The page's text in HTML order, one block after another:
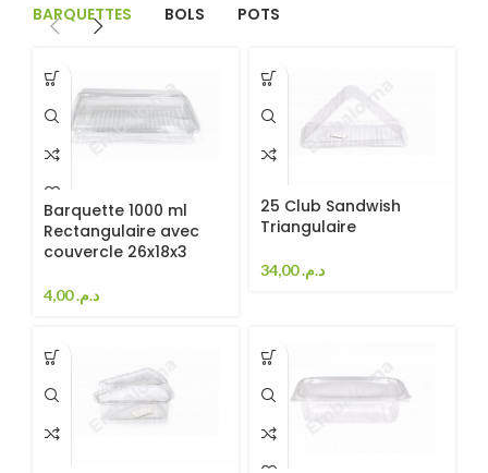
BARQUETTES BOLS POTS
Barquette 1000 ml
Rectangulaire avec
couvercle 26x18x3
د.م.4,00
25 Club Sandwish
Triangulaire
د.م.34,00